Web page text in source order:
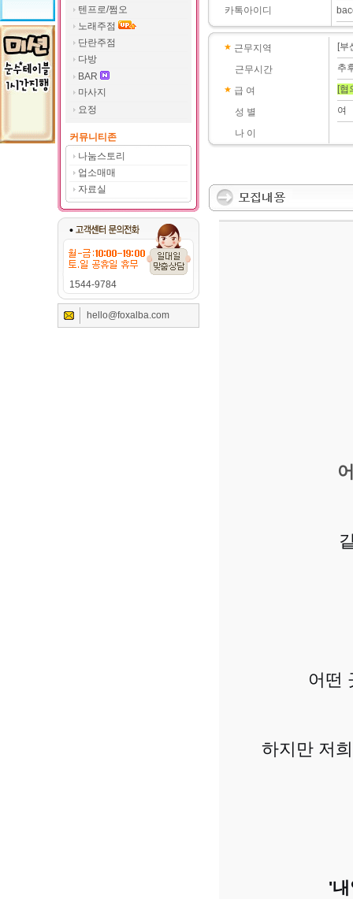
텐프로/쩜오
노래주점
단란주점
다방
BAR
마사지
요정
커뮤니티존
나눔스토리
업소매매
자료실
1544-9784
hello@foxalba.com
카톡아이디
근무지역
근무시간
급 여
성 별
나 이
[부
추
[협
여
어떤
하지만 저
'